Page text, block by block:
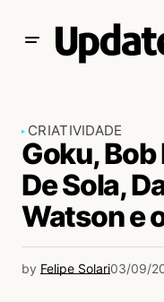
CRIATIVIDADE
Goku,
De Sola,
Watson e
by Felipe Solari03/09/